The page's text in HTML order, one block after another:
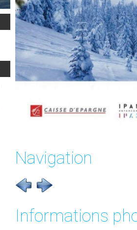
Navigation
Informations